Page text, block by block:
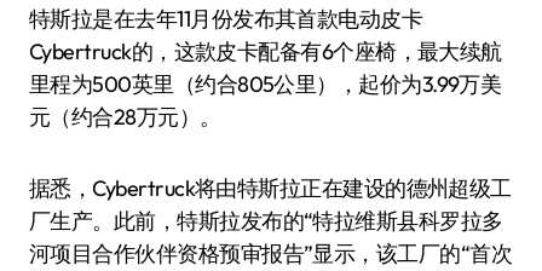
特斯拉是在去年11月份发布其首款电动皮卡
Cybertruck的，这款皮卡配备有6个座椅，最大续航
里程为500英里（约合805公里），起价为3.99万美
元（约合28万元）。
据悉，Cybertruck将由特斯拉正在建设的德州超级工
厂生产。此前，特斯拉发布的“特拉维斯县科罗拉多
河项目合作伙伴资格预审报告”显示，该工厂的“首次